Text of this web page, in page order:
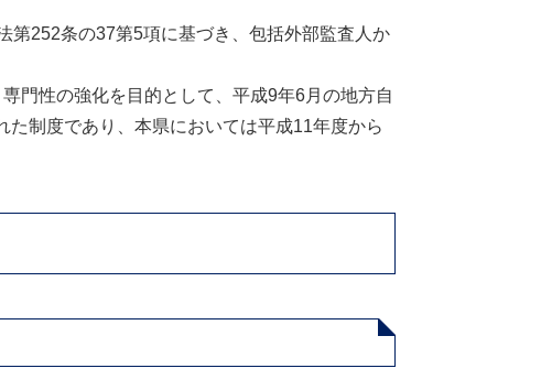
252条の37第5項に基づき、包括外部監査人か
門性の強化を目的として、平成9年6月の地方自
制度であり、本県においては平成11年度から